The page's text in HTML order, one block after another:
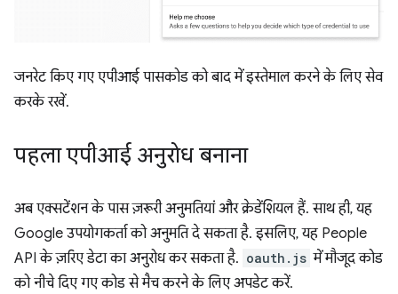
जनरेट किए गए एपीआई पासकोड को बाद में इस्तेमाल करने के लिए सेव
करके रखें.
पहला एपीआई अनुरोध बनाना
अब एक्सटेंशन के पास ज़रूरी अनुमतियां और क्रेडेंशियल हैं. साथ ही, यह
Google उपयोगकर्ता को अनुमति दे सकता है. इसलिए, यह People
API के ज़रिए डेटा का अनुरोध कर सकता है. oauth.js में मौजूद कोड
को नीचे दिए गए कोड से मैच करने के लिए अपडेट करें.